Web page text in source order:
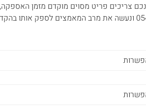
צריכים פריט מסוים מוקדם מזמן
בהקדם.